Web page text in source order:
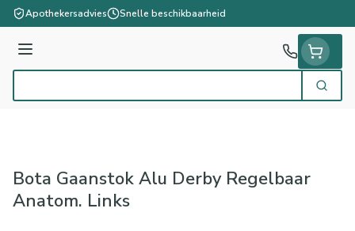
Ga naar de inhoud
Apothekersadvies Snelle beschikbaarheid
Menu
Zoek
Bota Gaanstok Alu Derby Regelbaar
Anatom. Links